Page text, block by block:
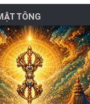
TÔNG